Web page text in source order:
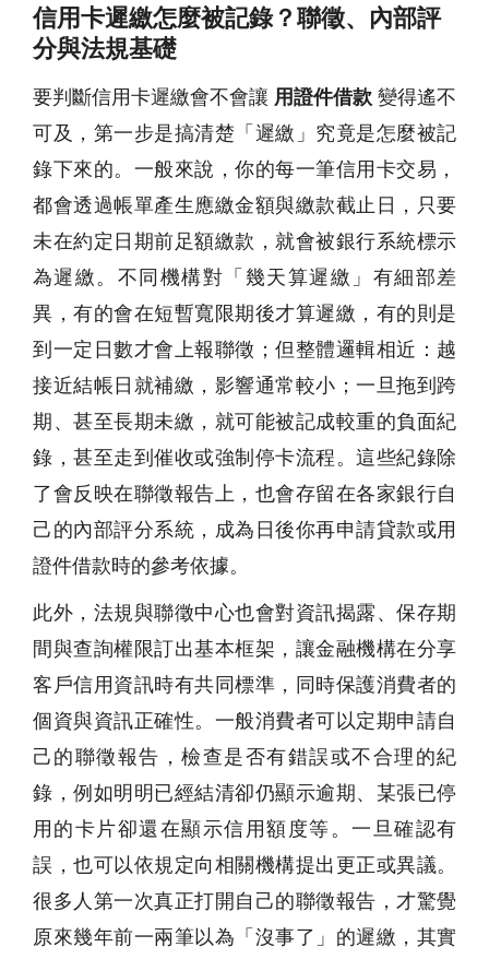
信用卡遲繳怎麼被記錄？聯徵、內部評
分與法規基礎
要判斷信用卡遲繳會不會讓 用證件借款 變得遙不
可及，第一步是搞清楚「遲繳」究竟是怎麼被記
錄下來的。一般來說，你的每一筆信用卡交易，
都會透過帳單產生應繳金額與繳款截止日，只要
未在約定日期前足額繳款，就會被銀行系統標示
為遲繳。不同機構對「幾天算遲繳」有細部差
異，有的會在短暫寬限期後才算遲繳，有的則是
到一定日數才會上報聯徵；但整體邏輯相近：越
接近結帳日就補繳，影響通常較小；一旦拖到跨
期、甚至長期未繳，就可能被記成較重的負面紀
錄，甚至走到催收或強制停卡流程。這些紀錄除
了會反映在聯徵報告上，也會存留在各家銀行自
己的內部評分系統，成為日後你再申請貸款或用
證件借款時的參考依據。
此外，法規與聯徵中心也會對資訊揭露、保存期
間與查詢權限訂出基本框架，讓金融機構在分享
客戶信用資訊時有共同標準，同時保護消費者的
個資與資訊正確性。一般消費者可以定期申請自
己的聯徵報告，檢查是否有錯誤或不合理的紀
錄，例如明明已經結清卻仍顯示逾期、某張已停
用的卡片卻還在顯示信用額度等。一旦確認有
誤，也可以依規定向相關機構提出更正或異議。
很多人第一次真正打開自己的聯徵報告，才驚覺
原來幾年前一兩筆以為「沒事了」的遲繳，其實